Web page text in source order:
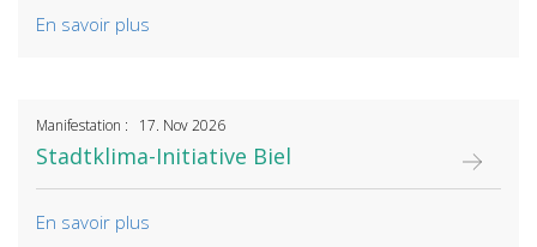
En savoir plus
Manifestation : 17. Nov 2026
Stadtklima-Initiative Biel
En savoir plus